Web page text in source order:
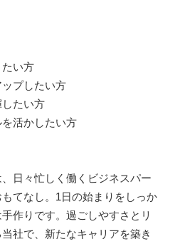
たい方
ップしたい方
したい方
を活かしたい方
日々忙しく働くビジネスパー
てなし。1日の始まりをしっか
作りです。過ごしやすさとリ
社で、新たなキャリアを築き